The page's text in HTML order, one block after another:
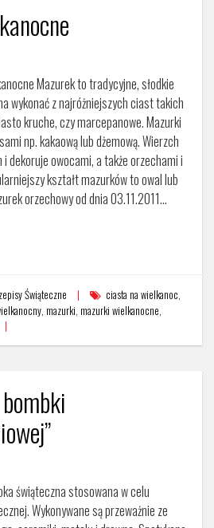
Mazurek to tradycyjne, słodkie
wykonać z najróżniejszych ciast takich
kruche, czy marcepanowe. Mazurki
np. kakaową lub dżemową. Wierzch
dekoruje owocami, a także orzechami i
kształt mazurków to owal lub
orzechowy od dnia 03.11.2011…
Świąteczne ciasta na wielkanoc,
, mazurki, mazurki wielkanocne,
świąteczna stosowana w celu
Wykonywane są przeważnie ze